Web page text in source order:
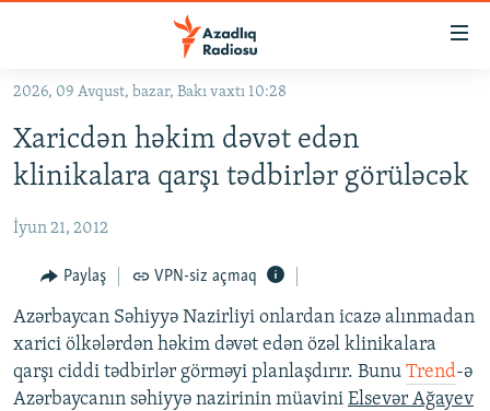
Əsas
qayıt
Əsas
qayıt
#ƏSLINDƏ
FƏRQƏ BAX
QANUNI DOĞRU
ARAŞDIRMA
MULTIMEDIA
2026, 09 Avqust, bazar, Bakı vaxtı 10:28
Xaricdən həkim dəvət edən
klinikalara qarşı tədbirlər görüləcək
İyun 21, 2012
Paylaş VPN-siz açmaq
Azərbaycan Səhiyyə Nazirliyi onlardan icazə alınmadan
xarici ölkələrdən həkim dəvət edən özəl klinikalara
qarşı ciddi tədbirlər görməyi planlaşdırır. Bunu Trend-ə
Azərbaycanın səhiyyə nazirinin müavini Elsevər Ağayev